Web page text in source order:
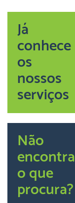
Já
conhece
os
nossos
serviços
Não
encontra
o que
procura?